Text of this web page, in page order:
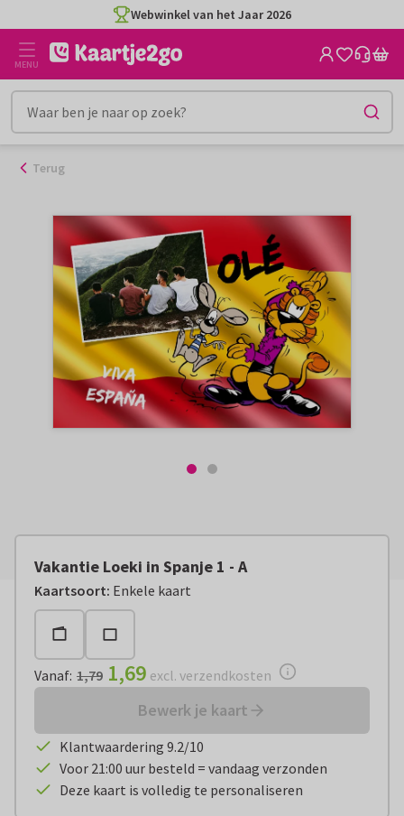
naar
inhoud
Webwinkel van het Jaar 2026
MENU
Terug
Vakantie Loeki in Spanje 1 - A
Kaartsoort: Enkele kaart
Vanaf:€ 1,69 excl. verzendkosten
Vanaf: 1,79 1,69 excl. verzendkosten
Bewerk je kaart
Klantwaardering 9.2/10
Voor 21:00 uur besteld = vandaag verzonden
Deze kaart is volledig te personaliseren